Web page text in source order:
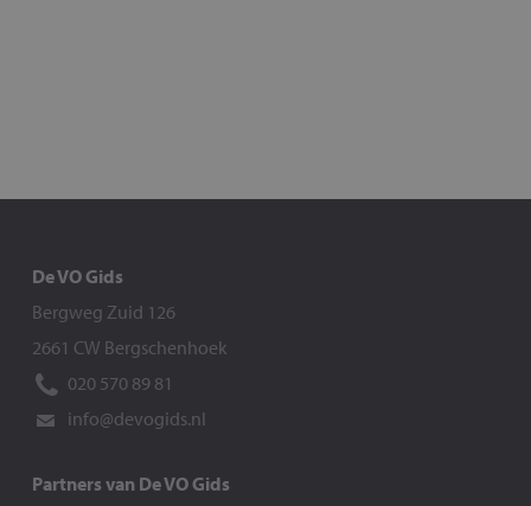
De VO Gids
Bergweg Zuid 126
2661 CW Bergschenhoek
020 570 89 81
info@devogids.nl
Partners van De VO Gids